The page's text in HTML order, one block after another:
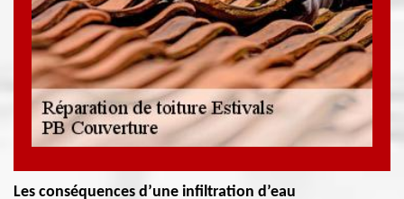
Les conséquences d’une infiltration d’eau